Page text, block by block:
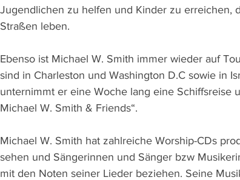
Jugendlichen zu helfen und Kinder zu erreichen,
Straßen leben.
Ebenso ist Michael W. Smith immer wieder auf
sind in Charleston und Washington D.C sowie in
unternimmt er eine Woche lang eine Schiffsreise
Michael W. Smith & Friends“.
Michael W. Smith hat zahlreiche Worship-CDs
sehen und Sängerinnen und Sänger bzw
mit den Noten seiner Lieder beziehen. Seine